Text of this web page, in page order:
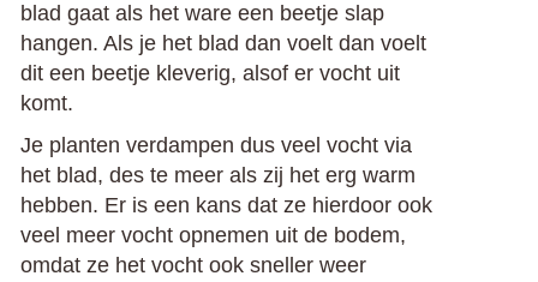
blad gaat als het ware een beetje slap
hangen. Als je het blad dan voelt dan voelt
dit een beetje kleverig, alsof er vocht uit
komt.
Je planten verdampen dus veel vocht via
het blad, des te meer als zij het erg warm
hebben. Er is een kans dat ze hierdoor ook
veel meer vocht opnemen uit de bodem,
omdat ze het vocht ook sneller weer